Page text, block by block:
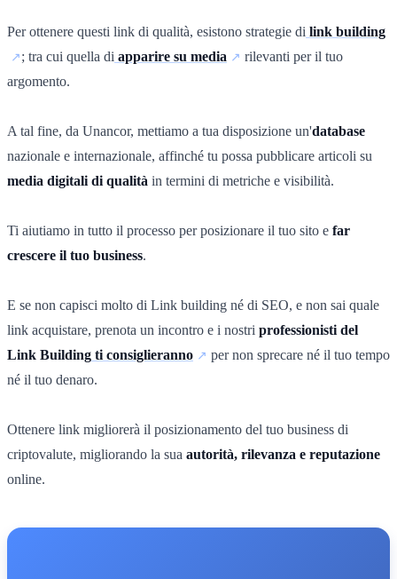
Per ottenere questi link di qualità, esistono strategie di link building
; tra cui quella di apparire su media
rilevanti per il tuo
argomento.
A tal fine, da Unancor, mettiamo a tua disposizione un'database
nazionale e internazionale, affinché tu possa pubblicare articoli su
media digitali di qualità in termini di metriche e visibilità.
Ti aiutiamo in tutto il processo per posizionare il tuo sito e far
crescere il tuo business.
E se non capisci molto di Link building né di SEO, e non sai quale
link acquistare, prenota un incontro e i nostri professionisti del
Link Building ti consiglieranno
per non sprecare né il tuo tempo
né il tuo denaro.
Ottenere link migliorerà il posizionamento del tuo business di
criptovalute, migliorando la sua autorità, rilevanza e reputazione
online.